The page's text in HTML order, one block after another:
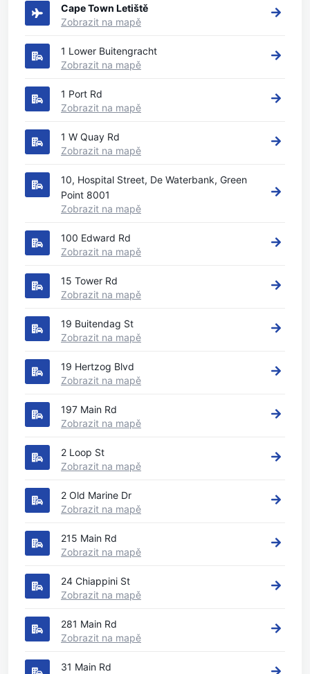
Cape Town Letiště
Zobrazit na mapě
1 Lower Buitengracht
Zobrazit na mapě
1 Port Rd
Zobrazit na mapě
1 W Quay Rd
Zobrazit na mapě
10, Hospital Street, De Waterbank, Green
Point 8001
Zobrazit na mapě
100 Edward Rd
Zobrazit na mapě
15 Tower Rd
Zobrazit na mapě
19 Buitendag St
Zobrazit na mapě
19 Hertzog Blvd
Zobrazit na mapě
197 Main Rd
Zobrazit na mapě
2 Loop St
Zobrazit na mapě
2 Old Marine Dr
Zobrazit na mapě
215 Main Rd
Zobrazit na mapě
24 Chiappini St
Zobrazit na mapě
281 Main Rd
Zobrazit na mapě
31 Main Rd